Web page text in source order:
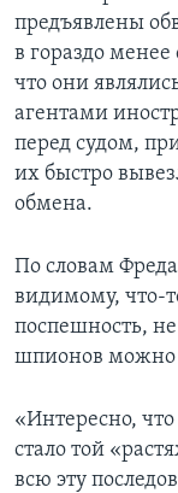
предъявлены
в гораздо
что они
агентами
перед судом,
их быстро
обмена.
По словам
видимому, что-
поспешность,
шпионов можно
«Интересно,
стало той
всю эту